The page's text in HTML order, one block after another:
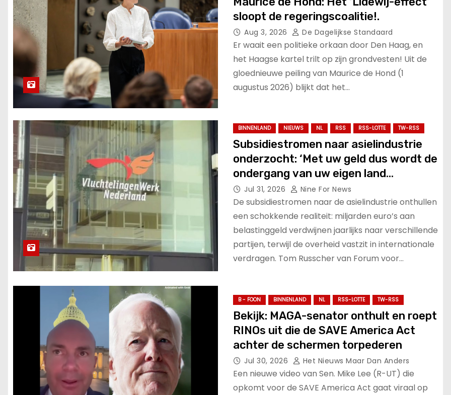
sloopt de regeringscoalitie!.
Aug 3, 2026 De Dagelijkse Standaard
Er waait een politieke orkaan door Den Haag, en
het Haagse kartel trilt op zijn grondvesten! Uit de
gloednieuwe peiling van Maurice de Hond (1
augustus 2026) blijkt dat het…
BINNENLAND NIEUWS NL RSS RSS-LOTTE TW-RSS
Subsidiestromen naar asielindustrie
onderzocht: ‘Met uw geld dus wordt de
ondergang van uw eigen land
gefinancierd’.
Jul 31, 2026 Nine For News
De subsidiestromen naar de asielindustrie onthullen
een schokkende realiteit: miljarden euro’s aan
belastinggeld verdwijnen jaarlijks naar verschillende
partijen, terwijl de overheid vastzit in internationale
verdragen. Tom Russcher van Forum voor…
B - FOON BINNENLAND NL RSS-LOTTE TW-RSS
Bekijk: MAGA-senator onthult en roept
RINOs uit die de SAVE America Act
achter de schermen torpederen
Jul 30, 2026 Het Nieuws Maar Dan Anders
Een nieuwe video van Sen. Mike Lee (R-UT) die
opkomt voor de SAVE America Act gaat viraal op